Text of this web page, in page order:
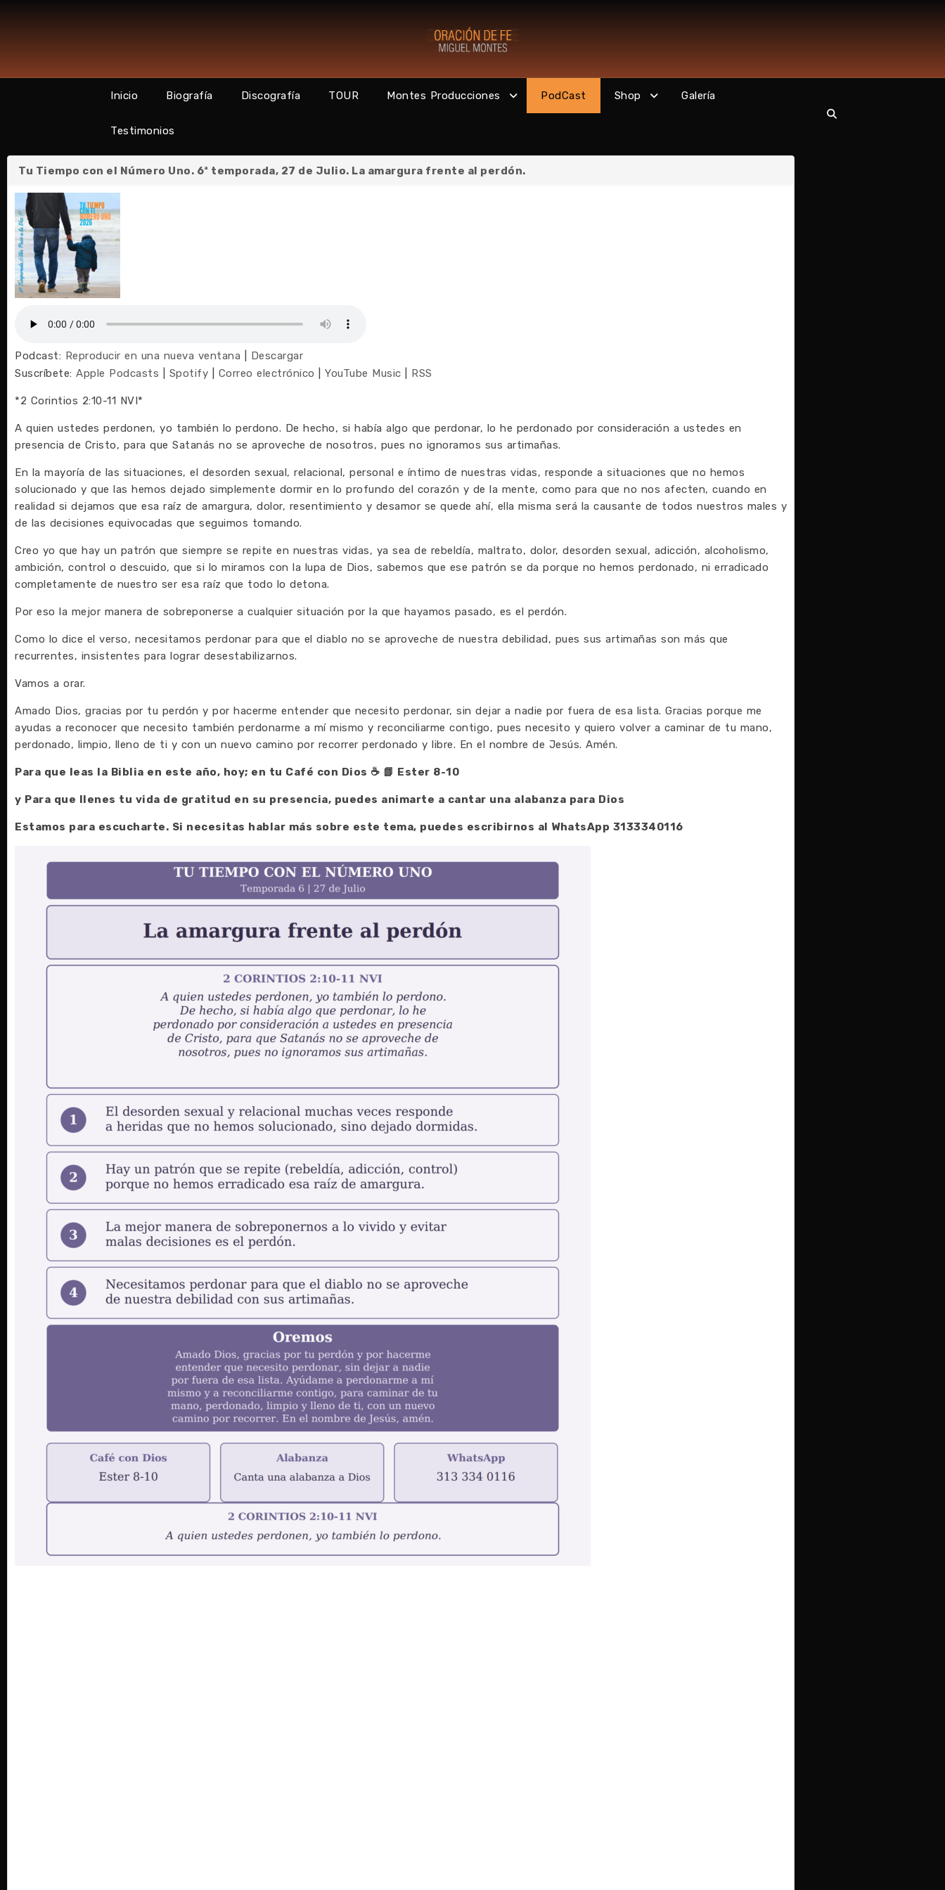
Inicio Biografía Discografía TOUR Montes Producciones PodCast Shop Galería
Testimonios
Tu Tiempo con el Número Uno. 6ª temporada, 27 de Julio. La amargura frente al perdón.
Podcast: Reproducir en una nueva ventana
Descargar
Suscríbete: Apple Podcasts Spotify Correo electrónico YouTube Music RSS
*2 Corintios 2:10-11 NVI*
A quien ustedes perdonen, yo también lo perdono. De hecho, si había algo que perdonar, lo he perdonado por consideración a ustedes en
presencia de Cristo, para que Satanás no se aproveche de nosotros, pues no ignoramos sus artimañas.
En la mayoría de las situaciones, el desorden sexual, relacional, personal e íntimo de nuestras vidas, responde a situaciones que no hemos
solucionado y que las hemos dejado simplemente dormir en lo profundo del corazón y de la mente, como para que no nos afecten, cuando en
realidad si dejamos que esa raíz de amargura, dolor, resentimiento y desamor se quede ahí, ella misma será la causante de todos nuestros males y
de las decisiones equivocadas que seguimos tomando.
Creo yo que hay un patrón que siempre se repite en nuestras vidas, ya sea de rebeldía, maltrato, dolor, desorden sexual, adicción, alcoholismo,
ambición, control o descuido, que si lo miramos con la lupa de Dios, sabemos que ese patrón se da porque no hemos perdonado, ni erradicado
completamente de nuestro ser esa raíz que todo lo detona.
Por eso la mejor manera de sobreponerse a cualquier situación por la que hayamos pasado, es el perdón.
Como lo dice el verso, necesitamos perdonar para que el diablo no se aproveche de nuestra debilidad, pues sus artimañas son más que
recurrentes, insistentes para lograr desestabilizarnos.
Vamos a orar.
Amado Dios, gracias por tu perdón y por hacerme entender que necesito perdonar, sin dejar a nadie por fuera de esa lista. Gracias porque me
ayudas a reconocer que necesito también perdonarme a mí mismo y reconciliarme contigo, pues necesito y quiero volver a caminar de tu mano,
perdonado, limpio, lleno de ti y con un nuevo camino por recorrer perdonado y libre. En el nombre de Jesús. Amén.
Para que leas la Biblia en este año, hoy; en tu Café con Dios ☕️ 📗 Ester 8-10
y Para que llenes tu vida de gratitud en su presencia, puedes animarte a cantar una alabanza para Dios
Estamos para escucharte. Si necesitas hablar más sobre este tema, puedes escribirnos al WhatsApp 3133340116